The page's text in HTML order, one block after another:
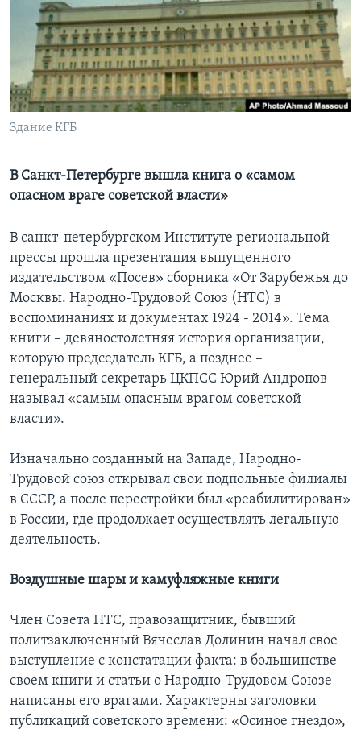
Learning English
СОЦИАЛЬНЫЕ СЕТИ
Здание КГБ
В Санкт-Петербурге вышла книга о «самом
опасном враге советской власти»
В санкт-петербургском Институте региональной
прессы прошла презентация выпущенного
издательством «Посев» сборника «От Зарубежья до
Москвы. Народно-Трудовой Союз (НТС) в
воспоминаниях и документах 1924 - 2014». Тема
книги – девяностолетняя история организации,
которую председатель КГБ, а позднее –
генеральный секретарь ЦКПСС Юрий Андропов
называл «самым опасным врагом советской
власти».
Изначально созданный на Западе, Народно-
Трудовой союз открывал свои подпольные филиалы
в СССР, а после перестройки был «реабилитирован»
в России, где продолжает осуществлять легальную
деятельность.
Воздушные шары и камуфляжные книги
Член Совета НТС, правозащитник, бывший
политзаключенный Вячеслав Долинин начал свое
выступление с констатации факта: в большинстве
своем книги и статьи о Народно-Трудовом Союзе
написаны его врагами. Характерны заголовки
публикаций советского времени: «Осиное гнездо»,